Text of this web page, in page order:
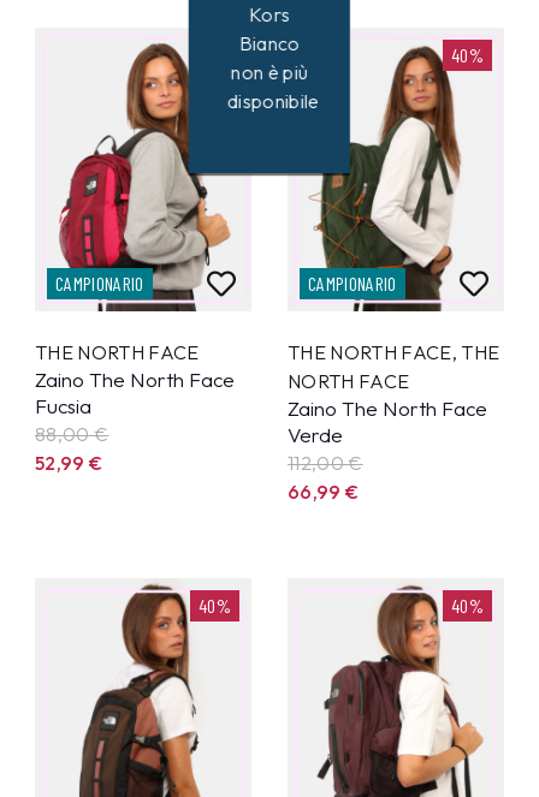
CAMPIONARIO
THE NORTH FACE
Zaino The North Face
Fucsia
88,00 €
52,99€
40%
CAMPIONARIO
THE NORTH FACE, THE
NORTH FACE
Zaino The North Face
Verde
112,00 €
66,99€
40% 40%
Kors
Bianco
non è più
disponibile